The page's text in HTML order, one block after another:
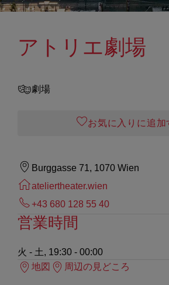
アトリエ劇場
劇場
お気に入りに追加
Burggasse 71, 1070 Wien
ateliertheater.wien
+43 680 128 55 40
営業時間
火 - 土, 19:30 - 00:00
地図
周辺の見どころ